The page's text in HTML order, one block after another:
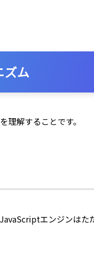
ズム
解することです。
エンジンは